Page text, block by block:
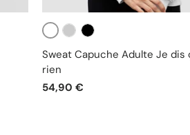
Blanc
Sweat Capuche Adulte Je dis
rien
54,90 €